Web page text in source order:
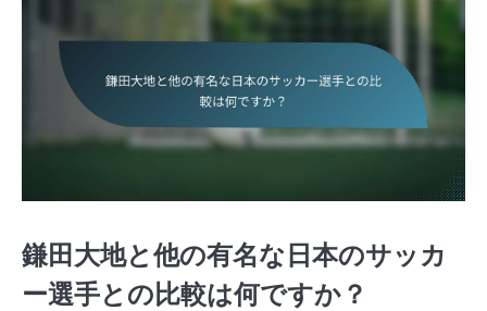
鎌田大地と他の有名な日本のサッカ
ー選手との比較は何ですか？